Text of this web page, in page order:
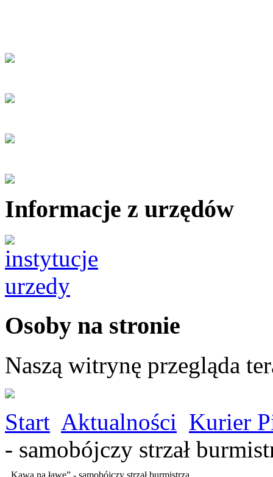
Informacje z urzędów
Osoby na stronie
Naszą witrynę przegląda
Start Aktualności Kurier
- samobójczy strzał
„Kawa na ławę” - samobójczy strzał burmistrza